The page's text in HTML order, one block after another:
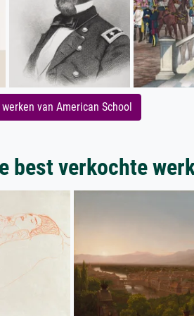
van American School
best verkochte